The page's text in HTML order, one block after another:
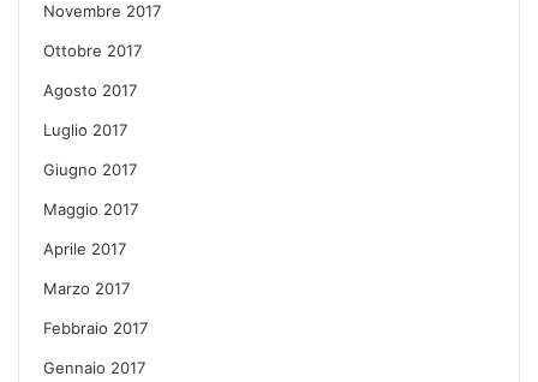
Novembre 2017
Ottobre 2017
Agosto 2017
Luglio 2017
Giugno 2017
Maggio 2017
Aprile 2017
Marzo 2017
Febbraio 2017
Gennaio 2017